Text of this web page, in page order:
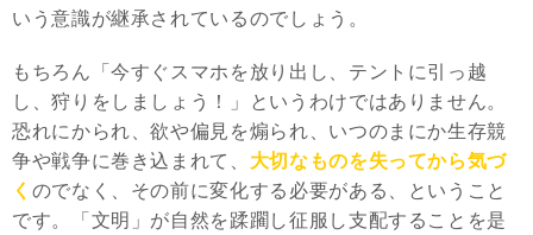
いう意識が継承されているのでしょう。
もちろん「今すぐスマホを放り出し、テントに引っ越
し、狩りをしましょう！」というわけではありません。
恐れにかられ、欲や偏見を煽られ、いつのまにか生存競
争や戦争に巻き込まれて、 大切なものを失ってから気づ
く のでなく、その前に変化する必要がある、ということ
です。「文明」が自然を蹂躙し征服し支配することを是